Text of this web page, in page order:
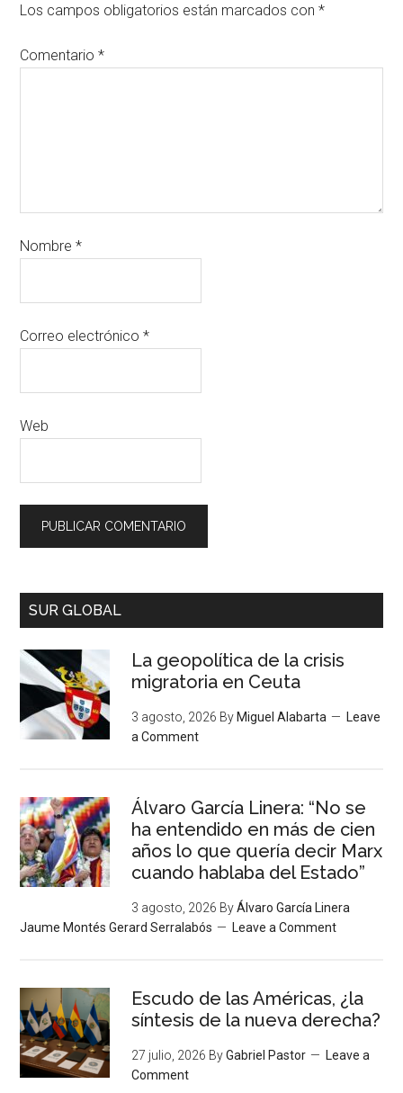
Los campos obligatorios están marcados con*
Comentario*
Nombre*
Correo electrónico*
Web
SUR GLOBAL
La geopolítica de la crisis
migratoria en Ceuta
3 agosto, 2026 By Miguel Alabarta
Leave
a Comment
Álvaro García Linera: “No se
ha entendido en más de cien
años lo que quería decir Marx
cuando hablaba del Estado”
3 agosto, 2026 ByÁlvaro García Linera
Jaume Montés Gerard Serralabós
Leave a Comment
Escudo de las Américas, ¿la
síntesis de la nueva derecha?
27 julio, 2026 ByGabriel Pastor
Leave a
Comment